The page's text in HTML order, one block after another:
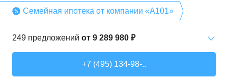
Семейная ипотека от компании «А101»
249 предложений от 9 289 980 ₽
+7 (495) 134-98-..